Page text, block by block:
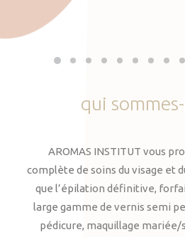
qui
AROMAS INSTITUT vous
complète de soins du visage et
que l’épilation définitive,
large gamme de vernis semi
pédicure, maquillage mariée/